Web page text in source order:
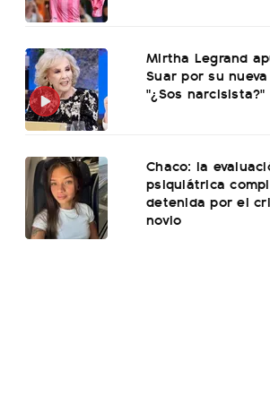
Mirtha Legrand
Suar por su
"¿Sos narcisista?"
Chaco: la
psiquiátrica
detenida por el
novio